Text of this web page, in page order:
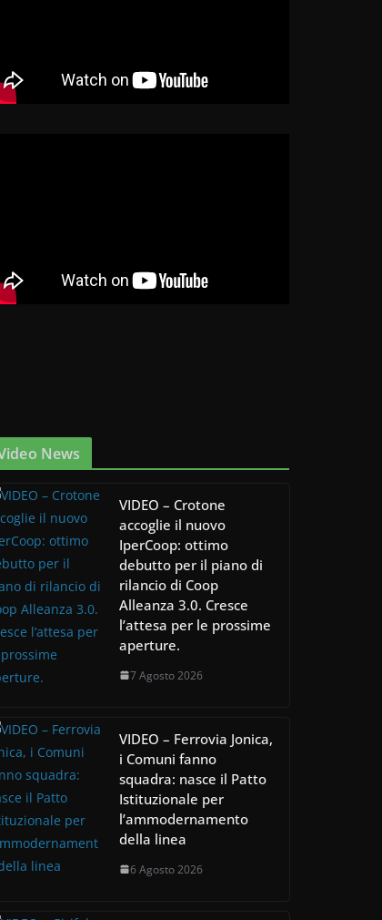
News
VIDEO – Crotone
accoglie il nuovo
IperCoop: ottimo
debutto per il piano di
rilancio di Coop
Alleanza 3.0. Cresce
l’attesa per le prossime
aperture.
7 Agosto 2026
VIDEO – Ferrovia Jonica,
i Comuni fanno
squadra: nasce il Patto
Istituzionale per
l’ammodernamento
della linea
6 Agosto 2026